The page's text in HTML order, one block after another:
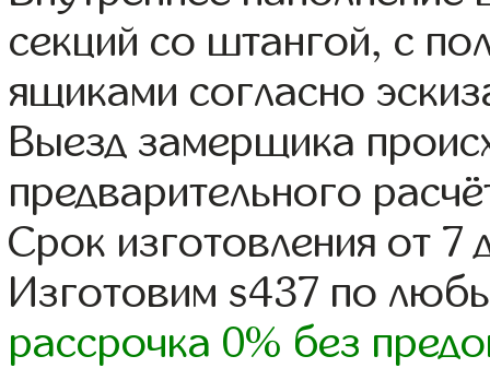
секций со штангой, с
ящиками согласно
Выезд замерщика
предварительного
Срок изготовления от 7
Изготовим s437 по
рассрочка 0% без